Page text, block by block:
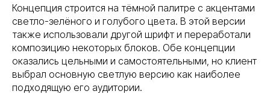
Концепция строится на тёмной палитре с акцентами
светло-зелёного и голубого цвета. В этой версии
также использовали другой шрифт и переработали
композицию некоторых блоков. Обе концепции
оказались цельными и самостоятельными, но клиент
выбрал основную светлую версию как наиболее
подходящую его аудитории.